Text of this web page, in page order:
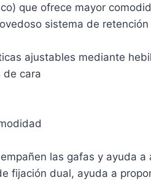
que ofrece mayor
sistema de
ajustables mediante
de cara
las gafas y ayuda
fijación dual, ayuda a